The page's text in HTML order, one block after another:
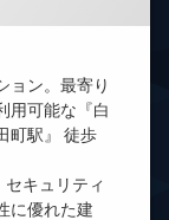
ョン。最寄り
用可能な『白
町駅』 徒歩
キュリティ
に優れた建